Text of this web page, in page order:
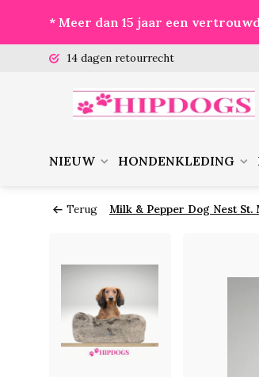
* Meer dan 15 jaar een
14 dagen retourrecht
NIEUW HONDENKLEDING
Terug Milk & Pepper Dog Nest